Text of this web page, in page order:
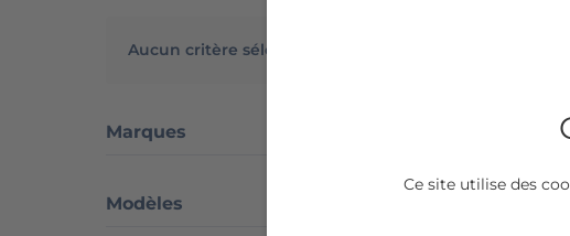
Ce site utilise des
Aucun critère sélectionné
Marques
Modèles